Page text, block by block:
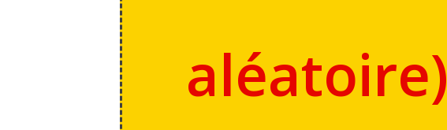
aléatoire)